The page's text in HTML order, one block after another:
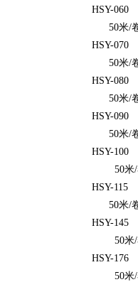
50米/
50米/
50米/
50米/
50米/
50米/
50米/
50米/